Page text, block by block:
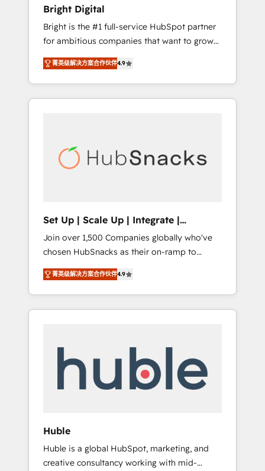
Website Design HubSpot Impact Award 🏆
2017 Website Design HubSpot Impact Award
🏆2016 Growth-Driven Design Agency of the
Year 🏆2016 Sales Enablement HubSpot
Impact Award 🏆2015 Growth-Driven Design
Agency of the Year 🏆2015 Became the 5th
Agency to reach Diamond 🏆2014 HubSpot
Became a HubSpot Partner 📆Founded in
Bright Digital
Bright is the #1 full-service HubSpot partner
for ambitious companies that want to grow
smarter. From HubSpot onboarding, to
training, from developing a new website to
lead generation and digital marketing; we do
it all (and with great results)! In short, our
modules, integrations - Marketing & sales
solutions: digital marketing, advertising,
people, exciting ideas and can-do mentality,
we ensure revenue growth on a daily basis.
So tell us your challenge; our passionate and
growth driven team of 100+ experts is ready
for you! Driving digital growth |
www.brightdigital.com
菁英级解决方案合作伙伴4.9
Set Up | Scale Up | Integrate |
HubSnacks FlexPlan
Join over 1,500 Companies globally who've
chosen HubSnacks as their on-ramp to
HubSpot since 2014 Simple pay-as-you-go
plans that accelerate value... 1️⃣ Set Up |
Onboarding New or Check-fixing existing
HubSpot portals 2️⃣ Scale Up | 100% HubSpot
API Integration project... ⬅️ Click "Contact
Business" ⬅️ to access 150+ Kickstart
Paypal 💰 Sage or Netsuite 🤖 Google or
Microsoft ✍️ DocuSign or PandaDoc 🌐
Avalara or Quaderno HubSnacks holds the
菁英级解决方案合作伙伴4.9
Huble
Huble is a global HubSpot, marketing, and
creative consultancy working with mid-